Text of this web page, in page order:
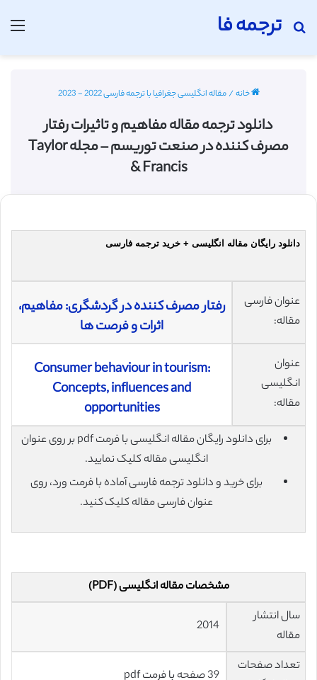
ترجمه فا
جستجو برای
خانه/مقاله انگلیسی جغرافیا با ترجمه فارسی 2022 - 2023
دانلود ترجمه مقاله مفاهیم و تاثیرات رفتار
مصرف کننده در صنعت توریسم – مجله Taylor
& Francis
دانلود رایگان مقاله انگلیسی + خرید ترجمه فارسی
عنوان فارسی
مقاله:
رفتار مصرف کننده در گردشگری: مفاهیم،
اثرات و فرصت ها
عنوان
انگلیسی
مقاله:
Consumer behaviour in tourism:
Concepts, influences and
opportunities
برای دانلود رایگان مقاله انگلیسی با فرمت pdf بر روی عنوان
انگلیسی مقاله کلیک نمایید.
برای خرید و دانلود ترجمه فارسی آماده با فرمت ورد، روی
عنوان فارسی مقاله کلیک کنید.
مشخصات مقاله انگلیسی (PDF)
سال انتشار
مقاله
تعداد صفحات